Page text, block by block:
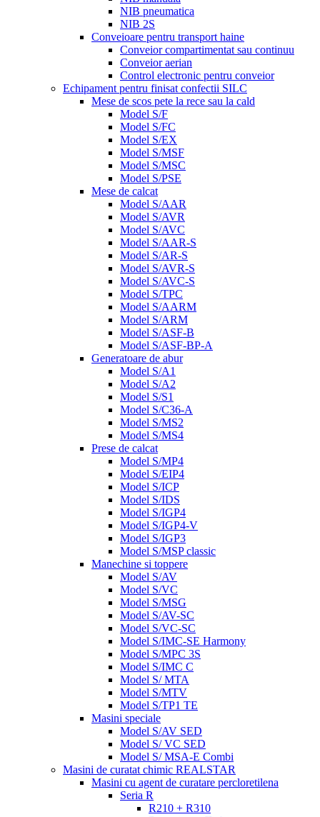
NIB pneumatica
NIB 2S
Conveioare pentru transport haine
Conveior compartimentat sau continuu
Conveior aerian
Control electronic pentru conveior
Echipament pentru finisat confectii SILC
Mese de scos pete la rece sau la cald
Model S/F
Model S/FC
Model S/EX
Model S/MSF
Model S/MSC
Model S/PSE
Mese de calcat
Model S/AAR
Model S/AVR
Model S/AVC
Model S/AAR-S
Model S/AR-S
Model S/AVR-S
Model S/AVC-S
Model S/TPC
Model S/AARM
Model S/ARM
Model S/ASF-B
Model S/ASF-BP-A
Generatoare de abur
Model S/A1
Model S/A2
Model S/S1
Model S/C36-A
Model S/MS2
Model S/MS4
Prese de calcat
Model S/MP4
Model S/EIP4
Model S/ICP
Model S/IDS
Model S/IGP4
Model S/IGP4-V
Model S/IGP3
Model S/MSP classic
Manechine si toppere
Model S/AV
Model S/VC
Model S/MSG
Model S/AV-SC
Model S/VC-SC
Model S/IMC-SE Harmony
Model S/MPC 3S
Model S/IMC C
Model S/ MTA
Model S/MTV
Model S/TP1 TE
Masini speciale
Model S/AV SED
Model S/ VC SED
Model S/ MSA-E Combi
Masini de curatat chimic REALSTAR
Masini cu agent de curatare percloretilena
Seria R
R210 + R310